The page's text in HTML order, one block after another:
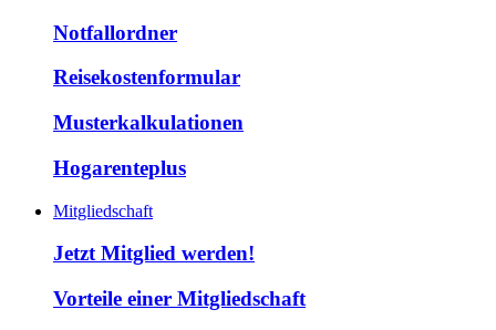
Notfallordner
Reisekostenformular
Musterkalkulationen
Hogarenteplus
Mitgliedschaft
Jetzt Mitglied werden!
Vorteile einer Mitgliedschaft